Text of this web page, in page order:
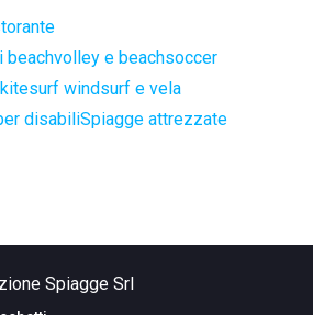
beachvolley e beachsoccer
windsurf e vela
disabiliSpiagge attrezzate
Spiagge Srl